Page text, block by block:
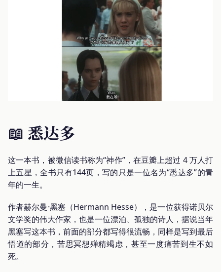
📖 悉达多
这一本书，被微信读书称为“神作”，在豆瓣上超过 4 万人打
上五星，全书只有144页，写的只是一位名为“悉达多”的青
年的一生。
作者赫尔曼·黑塞（Hermann Hesse），是一位获得诺贝尔
文学奖的伟大作家，也是一位漂泊、孤独的诗人，据说当年
黑塞写这本书，前面的部分都写得很流畅，同样是写到最后
悟道的部分，苦思冥想殚精竭虑，甚至一度痛苦到生不如
死。